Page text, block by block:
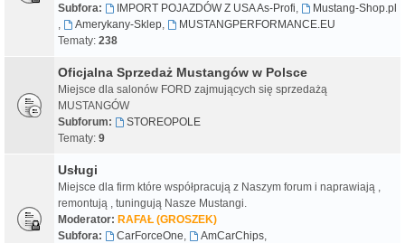
Subfora:
IMPORT POJAZDÓW Z USA As-Profi,
Mustang-Shop.pl
,
Amerykany-Sklep,
MUSTANGPERFORMANCE.EU
Tematy: 238
Oficjalna Sprzedaż Mustangów w Polsce
Miejsce dla salonów FORD zajmujących się sprzedażą
MUSTANGÓW
Subforum:
STOREOPOLE
Tematy: 9
Usługi
Miejsce dla firm które współpracują z Naszym forum i naprawiają ,
remontują , tuningują Nasze Mustangi.
Moderator: RAFAŁ (GROSZEK)
Subfora:
CarForceOne, AmCarChips,